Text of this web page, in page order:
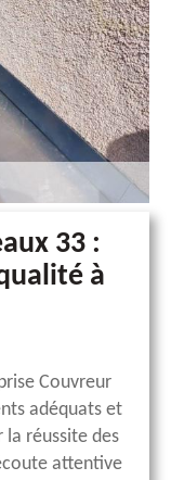
33 :
à
Couvreur
adéquats et
la réussite des
attentive